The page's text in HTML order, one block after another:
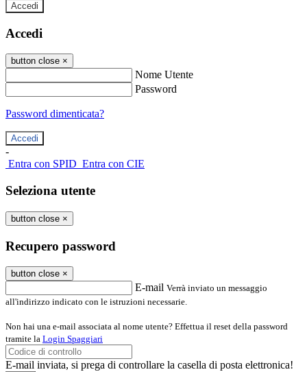
Accedi
Accedi
button close ×
Nome Utente
Password
Password dimenticata?
-
Entra con SPID Entra con CIE
Seleziona utente
button close ×
Recupero password
button close ×
E-mail Verrà inviato un messaggio
all'indirizzo indicato con le istruzioni necessarie.
Non hai una e-mail associata al nome utente? Effettua il reset della password
tramite la Login Spaggiari
E-mail inviata, si prega di controllare la casella di posta elettronica!